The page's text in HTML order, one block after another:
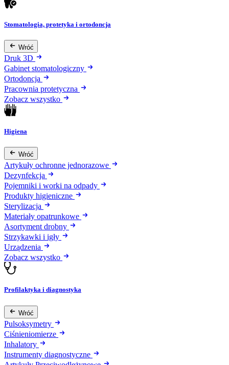
Stomatologia, protetyka i ortodoncja
Wróć
Druk 3D
Gabinet stomatologiczny
Ortodoncja
Pracownia protetyczna
Zobacz wszystko
Higiena
Wróć
Artykuły ochronne jednorazowe
Dezynfekcja
Pojemniki i worki na odpady
Produkty higieniczne
Sterylizacja
Materiały opatrunkowe
Asortyment drobny
Strzykawki i igły
Urządzenia
Zobacz wszystko
Profilaktyka i diagnostyka
Wróć
Pulsoksymetry
Ciśnieniomierze
Inhalatory
Instrumenty diagnostyczne